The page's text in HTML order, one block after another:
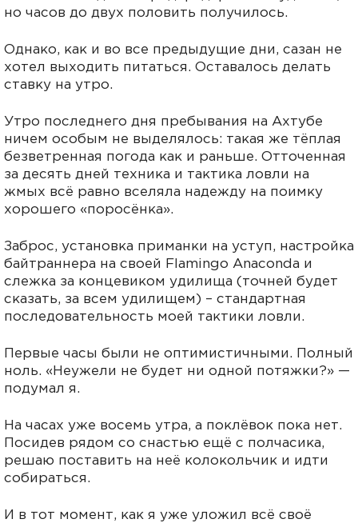
но часов до двух половить получилось.
Однако, как и во все предыдущие дни, сазан не
хотел выходить питаться. Оставалось делать
ставку на утро.
Утро последнего дня пребывания на Ахтубе
ничем особым не выделялось: такая же тёплая
безветренная погода как и раньше. Отточенная
за десять дней техника и тактика ловли на
жмых всё равно вселяла надежду на поимку
хорошего «поросёнка».
Заброс, установка приманки на уступ, настройка
байтраннера на своей Flamingo Anaconda и
слежка за концевиком удилища (точней будет
сказать, за всем удилищем) – стандартная
последовательность моей тактики ловли.
Первые часы были не оптимистичными. Полный
ноль. «Неужели не будет ни одной потяжки?» —
подумал я.
На часах уже восемь утра, а поклёвок пока нет.
Посидев рядом со снастью ещё с полчасика,
решаю поставить на неё колокольчик и идти
собираться.
И в тот момент, как я уже уложил всё своё